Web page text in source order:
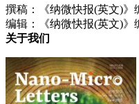
撰稿：《纳微快报(英文)》
编辑：《纳微快报(英文)》
关于我们